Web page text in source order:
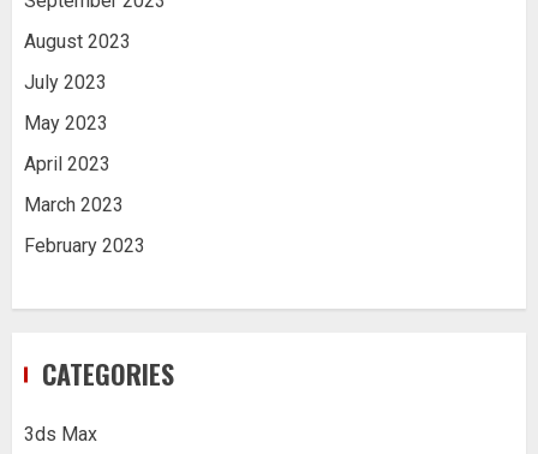
August 2023
July 2023
May 2023
April 2023
March 2023
February 2023
CATEGORIES
3ds Max